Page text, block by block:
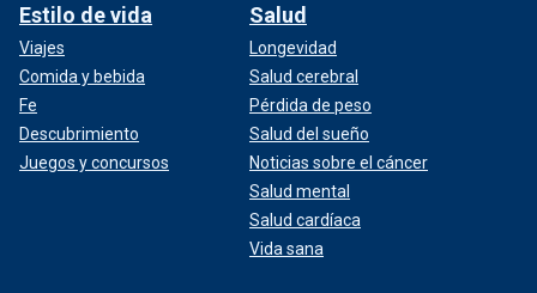
Estilo de vida
Viajes
Comida y bebida
Fe
Descubrimiento
Juegos y concursos
Salud
Longevidad
Salud cerebral
Pérdida de peso
Salud del sueño
Noticias sobre el cáncer
Salud mental
Salud cardíaca
Vida sana